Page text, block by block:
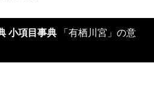
小項目事典